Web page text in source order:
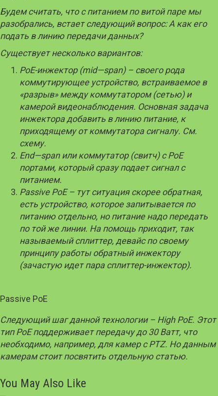
Будем считать, что с питанием по витой паре мы
разобрались, встает следующий вопрос: А как его
подать в линию передачи данных?
Существует несколько вариантов:
PoE-инжектор (mid—span) – своего рода
коммутирующее устройство, встраиваемое в
«разрыв» между коммутатором (сетью) и
камерой видеонаблюдения. Основная задача
инжектора добавить в линию питание, к
приходящему от коммутатора сигналу. См.
схему.
End—span или коммутатор (свитч) сPoE
портами, который сразу подает сигнал с
питанием.
Passive PoE – тут ситуация скорее обратная,
есть устройство, которое запитывается по
питанию отдельно, но питание надо передать
по той же линии. На помощь приходит, так
называемый сплиттер, девайс по своему
принципу работы обратный инжектору
(зачастую идет пара сплиттер-инжектор).
Passive PoE
Следующий шаг данной технологии – HighPoE. Этот
типPoE поддерживает передачу до 30 Ватт, что
необходимо, например, для камер сPTZ. Но данным
камерам стоит посвятить отдельную статью.
You May Also Like